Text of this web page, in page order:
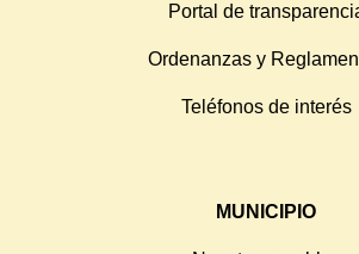
Portal de
Ordenanzas y
Teléfonos de interés
MUNICIPIO